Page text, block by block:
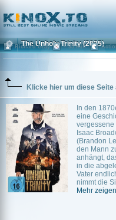
Home
The Unholy Trinity (2025)
Klicke hier um diese Seite
In den
eine
vergessene
Isaac
(Brandon
den Mann
anhängt,
in die
Vater
nimmt die
Mehr
Richard Gray ~ 95 min.